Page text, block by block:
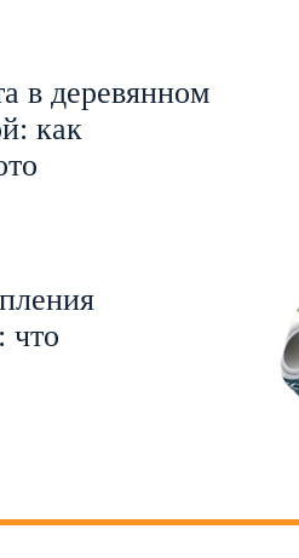
в деревянном
как
что